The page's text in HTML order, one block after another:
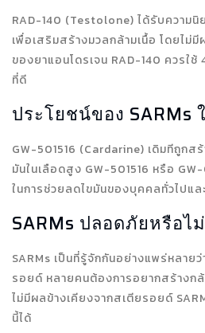
RAD-140 (Testolone) ได้รับความนิ
เพื่อเสริมสร้างมวลกล้ามเนื้อ โดยไม่
ของยาแอนโดรเจน RAD-140 ควรใ
ที่ดี
ประโยชน์ของ SARMs
GW-501516 (Cardarine) เดิมทีถูกส
มันในเลือดสูง GW-501516 หรือ
ในการช่วยลดไขมันของบุคคลทั่วไปแล
SARMs ปลอดภัยหรือไ
SARMs เป็นที่รู้จักกันอย่างแพร่หลาย
รอยด์ หลายคนต้องการอยากสร้างก
ไม่มีผลข้างเคียงจากสเตียรอยด์
นี้ได้